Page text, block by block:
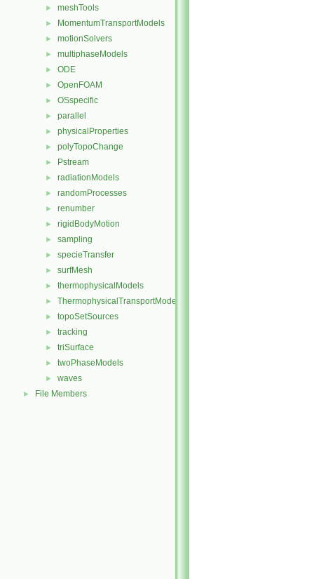
► meshTools
► MomentumTransportModels
► motionSolvers
► multiphaseModels
► ODE
► OpenFOAM
► OSspecific
► parallel
► physicalProperties
► polyTopoChange
► Pstream
► radiationModels
► randomProcesses
► renumber
► rigidBodyMotion
► sampling
► specieTransfer
► surfMesh
► thermophysicalModels
► ThermophysicalTransportModels
► topoSetSources
► tracking
► triSurface
► twoPhaseModels
► waves
► File Members